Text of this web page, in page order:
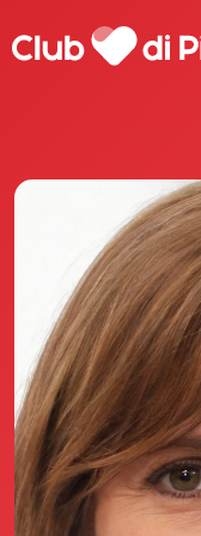
Scopri Club
Le
La
Annunci
Agenzia
Love Notebook